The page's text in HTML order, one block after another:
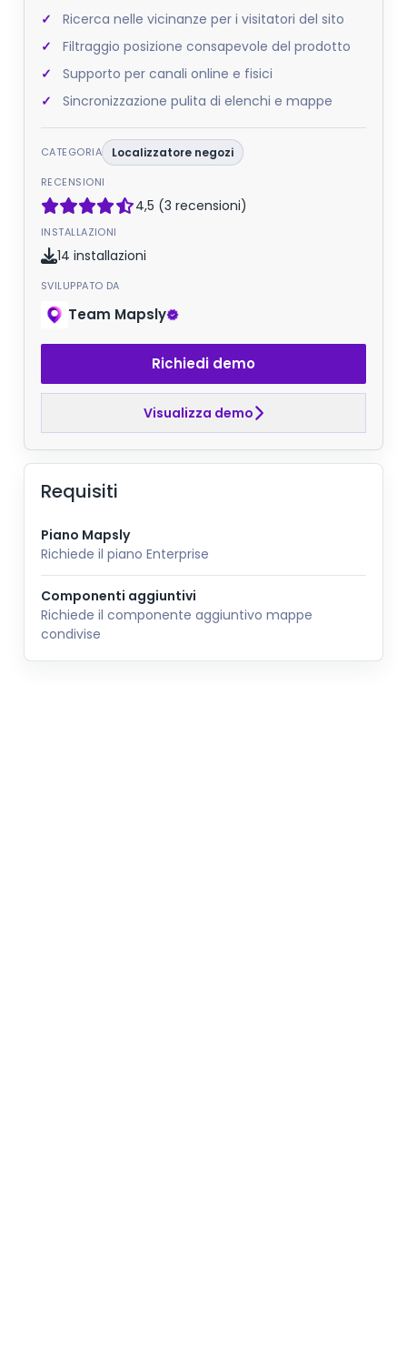
Ricerca nelle vicinanze per i visitatori del sito
Filtraggio posizione consapevole del prodotto
Supporto per canali online e fisici
Sincronizzazione pulita di elenchi e mappe
CATEGORIA Localizzatore negozi
RECENSIONI
4,5 (3 recensioni)
INSTALLAZIONI
14 installazioni
SVILUPPATO DA
Team Mapsly
Richiedi demo
Visualizza demo
Requisiti
Piano Mapsly
Richiede il piano Enterprise
Componenti aggiuntivi
Richiede il componente aggiuntivo mappe
condivise